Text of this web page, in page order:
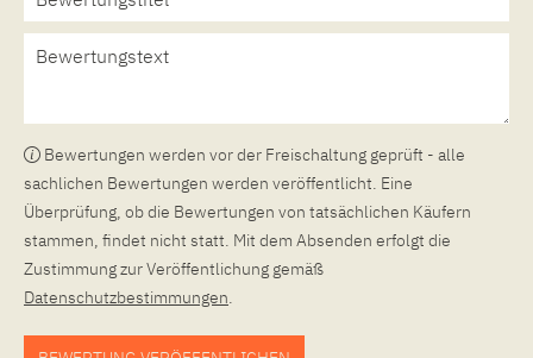
Bewertungen werden vor der Freischaltung geprüft - alle
sachlichen Bewertungen werden veröffentlicht. Eine
Überprüfung, ob die Bewertungen von tatsächlichen Käufern
stammen, findet nicht statt. Mit dem Absenden erfolgt die
Zustimmung zur Veröffentlichung gemäß
Datenschutzbestimmungen.